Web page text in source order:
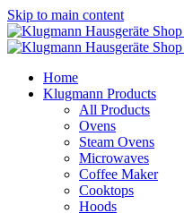
Skip to main content
Home
Klugmann Products
All Products
Ovens
Steam Ovens
Microwaves
Coffee Maker
Cooktops
Hoods